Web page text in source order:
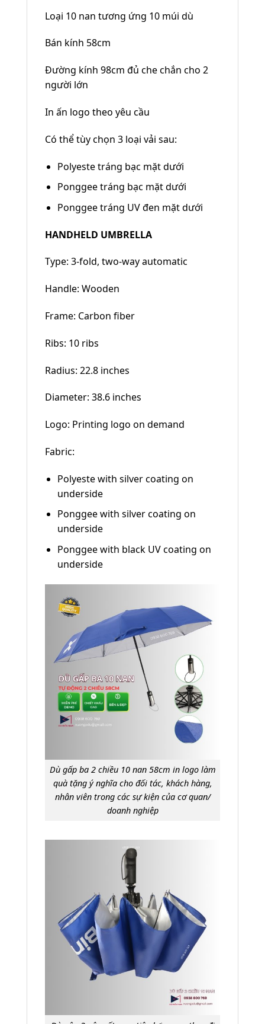
Loại 10 nan tương ứng 10 múi dù
Bán kính 58cm
Đường kính 98cm đủ che chắn cho 2
người lớn
In ấn logo theo yêu cầu
Có thể tùy chọn 3 loại vải sau:
Polyeste tráng bạc mặt dưới
Ponggee tráng bạc mặt dưới
Ponggee tráng UV đen mặt dưới
HANDHELD UMBRELLA
Type: 3-fold, two-way automatic
Handle: Wooden
Frame: Carbon fiber
Ribs: 10 ribs
Radius: 22.8 inches
Diameter: 38.6 inches
Logo: Printing logo on demand
Fabric:
Polyeste with silver coating on
underside
Ponggee with silver coating on
underside
Ponggee with black UV coating on
underside
Dù gấp ba 2 chiều 10 nan 58cm in logo làm
quà tặng ý nghĩa cho đối tác, khách hàng,
nhân viên trong các sự kiện của cơ quan/
doanh nghiệp